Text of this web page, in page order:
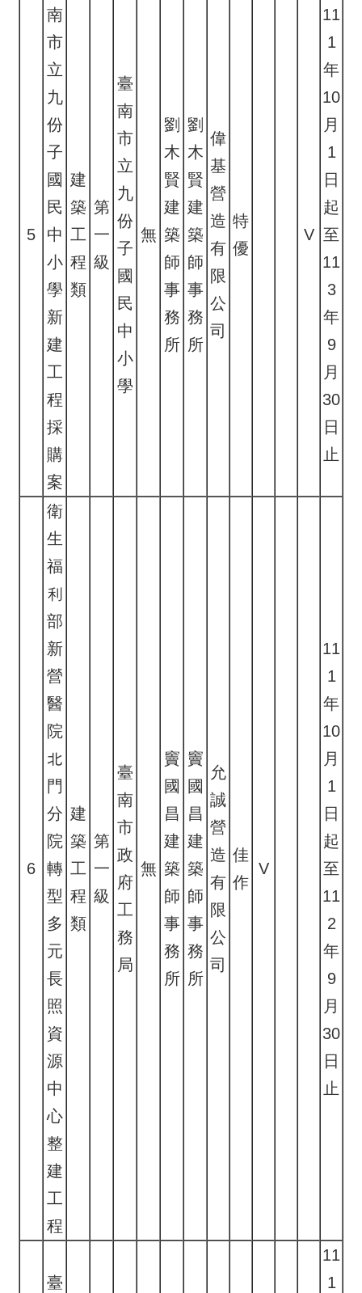
5
南
市
立
九
份
子
國
民
中
小
學
新
建
工
程
採
購
案
建
築
工
程
類
第
一
級
臺
南
市
立
九
份
子
國
民
中
小
學
無
劉
木
賢
建
築
師
事
務
所
劉
木
賢
建
築
師
事
務
所
偉
基
營
造
有
限
公
司
特
優
V
11
1
年
10
月
1
日
起
至
11
3
年
9
月
30
日
止
6
衛
生
福
利
部
新
營
醫
院
北
門
分
院
轉
型
多
元
長
照
資
源
中
心
整
建
工
程
建
築
工
程
類
第
一
級
臺
南
市
政
府
工
務
局
無
竇
國
昌
建
築
師
事
務
所
竇
國
昌
建
築
師
事
務
所
允
誠
營
造
有
限
公
司
佳
作
V
11
1
年
10
月
1
日
起
至
11
2
年
9
月
30
日
止
臺
11
1